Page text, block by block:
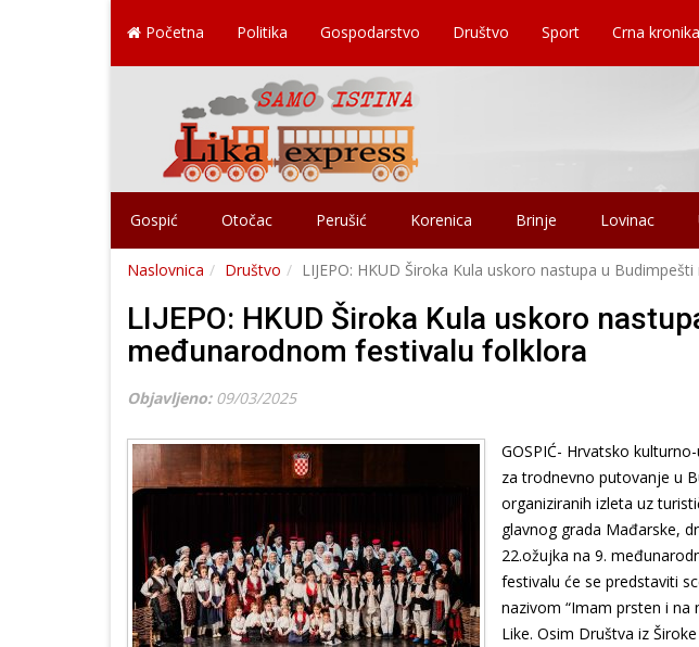
Početna Politika Gospodarstvo Društvo Sport Crna kronika
Gospić Otočac Perušić Korenica Brinje Lovinac
Naslovnica Društvo LIJEPO: HKUD Široka Kula uskoro nastupa u
LIJEPO: HKUD Široka Kula uskoro
međunarodnom festivalu folklora
Objavljeno: 09/03/2025
GOSPIĆ- Hrvatsko
za trodnevno putovanje u
organiziranih izleta uz
glavnog grada Mađarske,
22.ožujka na 9.
festivalu će se predstaviti
nazivom “Imam prsten i na
Like. Osim Društva iz